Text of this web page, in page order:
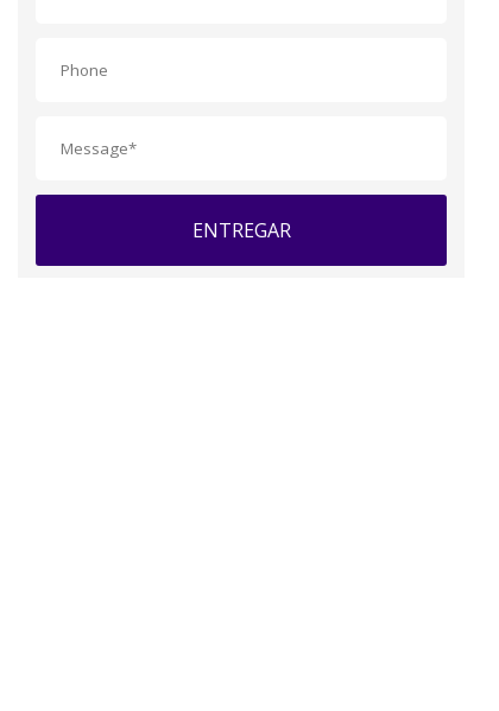
ENTREGAR